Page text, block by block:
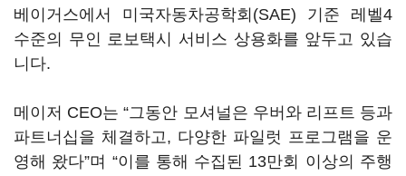
베이거스에서 미국자동차공학회(SAE) 기준 레벨4
수준의 무인 로보택시 서비스 상용화를 앞두고 있습
니다.
메이저 CEO는 “그동안 모셔널은 우버와 리프트 등과
파트너십을 체결하고, 다양한 파일럿 프로그램을 운
영해 왔다”며 “이를 통해 수집된 13만회 이상의 주행